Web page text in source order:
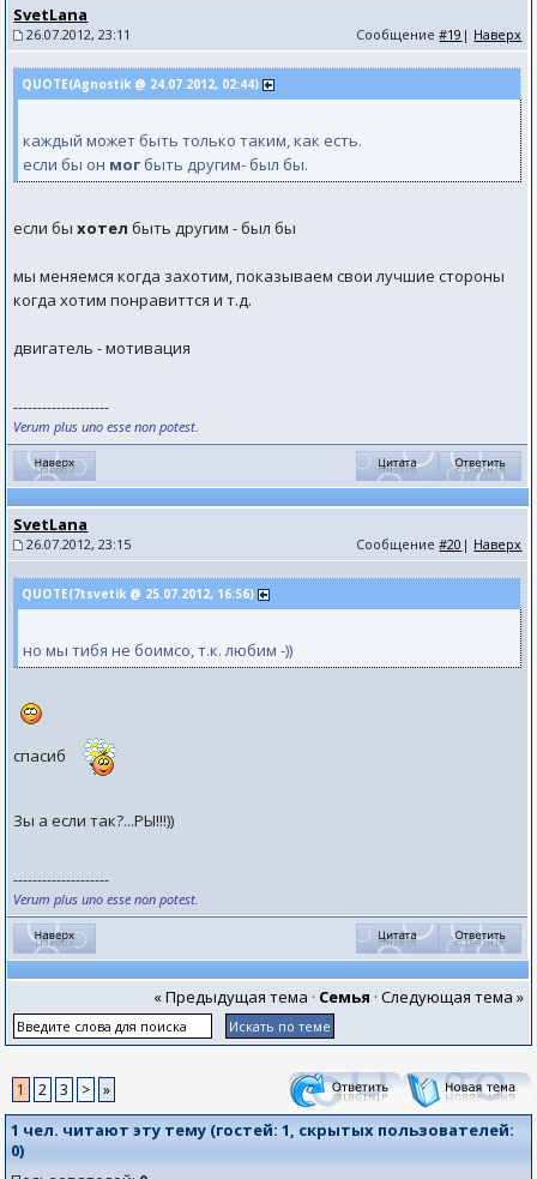
SvetLana
26.07.2012, 23:11 Сообщение#19 | Наверх
QUOTE(Agnostik @ 24.07.2012, 02:44)
каждый может быть только таким, как есть.
если бы он мог быть другим- был бы.
если быхотел быть другим - был бы
мы меняемся когда захотим, показываем свои лучшие стороны
когда хотим понравиттся и т.д.
двигатель - мотивация
--------------------
Verum plus uno esse non potest.
SvetLana
26.07.2012, 23:15 Сообщение#20 | Наверх
QUOTE(7tsvetik @ 25.07.2012, 16:56)
но мы тибя не боимсо, т.к. любим -))
спасиб
Зы а если так?...РЫ!!!))
--------------------
Verum plus uno esse non potest.
« Предыдущая тема · Семья · Следующая тема »
1 2 3 > »
1 чел. читают эту тему (гостей:1, скрытых пользователей:
0)